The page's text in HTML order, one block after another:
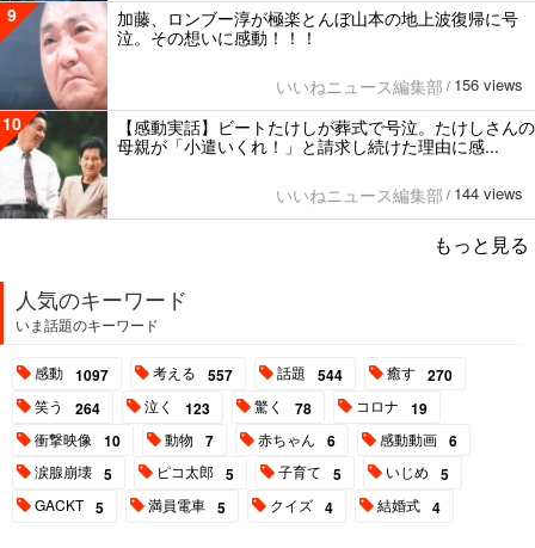
9
加藤、ロンブー淳が極楽とんぼ山本の地上波復帰に号
泣。その想いに感動！！！
いいねニュース編集部 / 156 views
10
【感動実話】ビートたけしが葬式で号泣。たけしさんの
母親が「小遣いくれ！」と請求し続けた理由に感...
いいねニュース編集部 / 144 views
もっと見る
人気のキーワード
いま話題のキーワード
感動 1097 考える 557 話題 544 癒す 270
笑う 264 泣く 123 驚く 78 コロナ 19
衝撃映像 10 動物 7 赤ちゃん 6 感動動画 6
涙腺崩壊 5 ピコ太郎 5 子育て 5 いじめ 5
GACKT 5 満員電車 5 クイズ 4 結婚式 4